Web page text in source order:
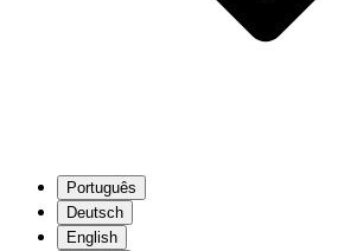
Português
Deutsch
English